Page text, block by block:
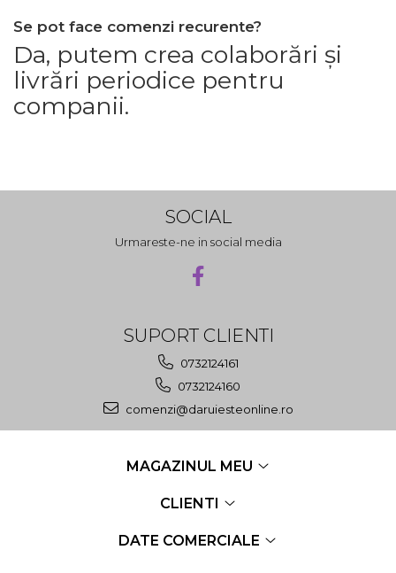
Se pot face comenzi recurente?
Da, putem crea colaborări și
livrări periodice pentru
companii.
SOCIAL
Urmareste-ne in social media
SUPORT CLIENTI
0732124161
0732124160
comenzi@daruiesteonline.ro
MAGAZINUL MEU
CLIENTI
DATE COMERCIALE